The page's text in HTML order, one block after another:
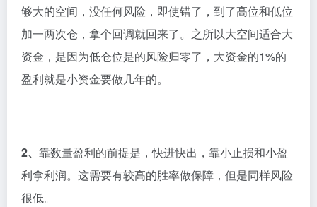
够大的空间，没任何风险，即使错了，到了高位和低位
加一两次仓，拿个回调就回来了。之所以大空间适合大
资金，是因为低仓位是的风险归零了，大资金的1%的
盈利就是小资金要做几年的。
2、 靠数量盈利的前提是，快进快出，靠小止损和小盈
利拿利润。这需要有较高的胜率做保障，但是同样风险
很低。